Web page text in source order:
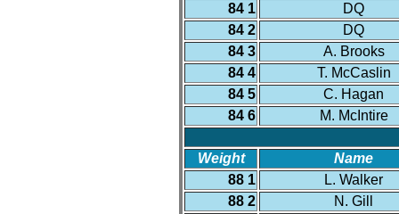
84 1
DQ
84 2
DQ
84 3
A. Brooks
84 4
T. McCaslin
84 5
C. Hagan
84 6
M. McIntire
Weight
Name
88 1
L. Walker
88 2
N. Gill